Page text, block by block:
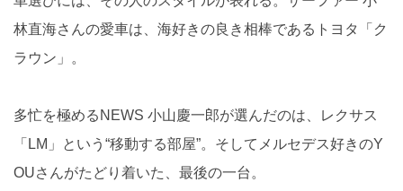
林直海さんの愛車は、海好きの良き相棒であるトヨタ「ク
ラウン」。
多忙を極めるNEWS 小山慶一郎が選んだのは、レクサス
「LM」という“移動する部屋”。そしてメルセデス好きのY
OUさんがたどり着いた、最後の一台。